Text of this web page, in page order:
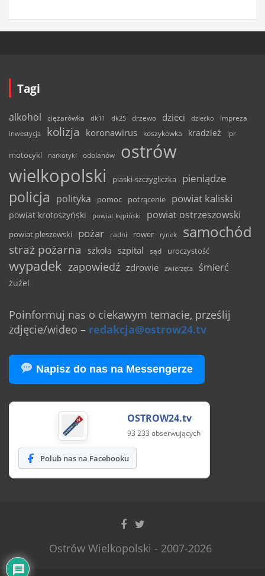
Tagi
alkohol ciężarówka dk11 dk25 drzewo dzieci dziecko
impreza
inwestycja
kolizja koronawirus koszykówka kradzież lpr
motocykl narkotyki odolanów
ostrów
wielkopolski
piaski-szczygliczka pieniądze
policja polityka pomoc potrącenie powiat kaliski
powiat krotoszyński powiat kępiński powiat ostrzeszowski
powiat pleszewski pożar radni rower rynek samochód
straż pożarna szkoła szpital sąd uroczystość
wypadek zapowiedź zdrowie zwierzęta śmierć
żużel
Poinformuj nas o ciekawym temacie, prześlij
zdjęcie/wideo – redakcja@ostrow24.tv
Napisz do nas na Messengerze
OSTROW24.tv
93 233 obserwujących
Polub nas na Facebooku
Ostrów Wielkopolski - 2007-2026